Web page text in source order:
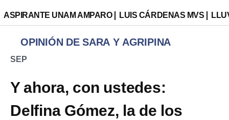
ASPIRANTE UNAM AMPARO LUIS CÁRDENAS MVS
OPINIÓN DE SARA Y AGRIPINA
SEP
Y ahora, con ustedes:
Delfina Gómez, la de los